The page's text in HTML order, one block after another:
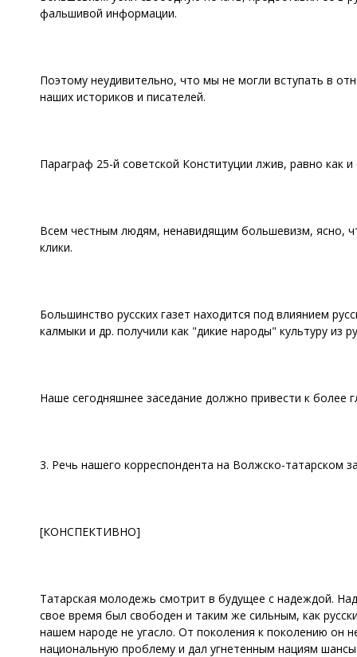
фальшивой информации.
Поэтому неудивительно, что мы не могли вступать в
наших историков и писателей.
Параграф 25-й советской Конституции лжив, равно как
Всем честным людям, ненавидящим большевизм, ясно,
клики.
Большинство русских газет находится под влиянием
калмыки и др. получили как "дикие народы" культуру из
Наше сегодняшнее заседание должно привести к более
3. Речь нашего корреспондента на Волжско-татарском
[КОНСПЕКТИВНО]
Татарская молодежь смотрит в будущее с надеждой.
свое время был свободен и таким же сильным, как
нашем народе не угасло. От поколения к поколению он
национальную проблему и дал угнетенным нациям